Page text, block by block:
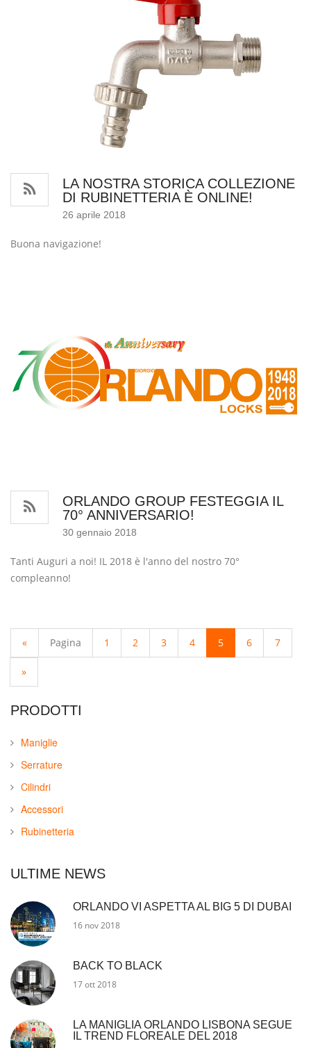
LA NOSTRA STORICA COLLEZIONE
DI RUBINETTERIA È ONLINE!
26 aprile 2018
Buona navigazione!
ORLANDO GROUP FESTEGGIA IL
70° ANNIVERSARIO!
30 gennaio 2018
Tanti Auguri a noi! IL 2018 è l'anno del nostro 70°
compleanno!
« Pagina 1 2 3 4 5 6 7
»
PRODOTTI
Maniglie
Serrature
Cilindri
Accessori
Rubinetteria
ULTIME NEWS
ORLANDO VI ASPETTA AL BIG 5 DI DUBAI
16 nov 2018
BACK TO BLACK
17 ott 2018
LA MANIGLIA ORLANDO LISBONA SEGUE
IL TREND FLOREALE DEL 2018